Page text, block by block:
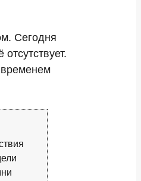
Сегодня
временем